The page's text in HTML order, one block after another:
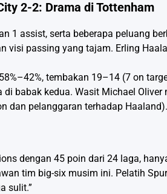
2-2: Drama di Tottenham
1 assist, serta beberapa peluang
visi passing yang tajam. Erling
tembakan 19–14 (7 on
babak kedua. Wasit Michael
dan pelanggaran terhadap Haaland).
dengan 45 poin dari 24 laga,
tim big-six musim ini. Pelatih
sulit.”